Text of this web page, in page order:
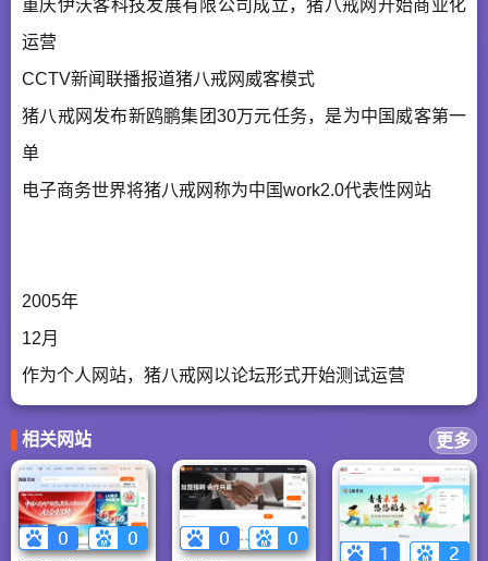
重庆伊沃客科技发展有限公司成立，猪八戒网开始商业化
运营
CCTV新闻联播报道猪八戒网威客模式
猪八戒网发布新鸥鹏集团30万元任务，是为中国威客第一
单
电子商务世界将猪八戒网称为中国work2.0代表性网站
2005年
12月
作为个人网站，猪八戒网以论坛形式开始测试运营
相关网站 更多